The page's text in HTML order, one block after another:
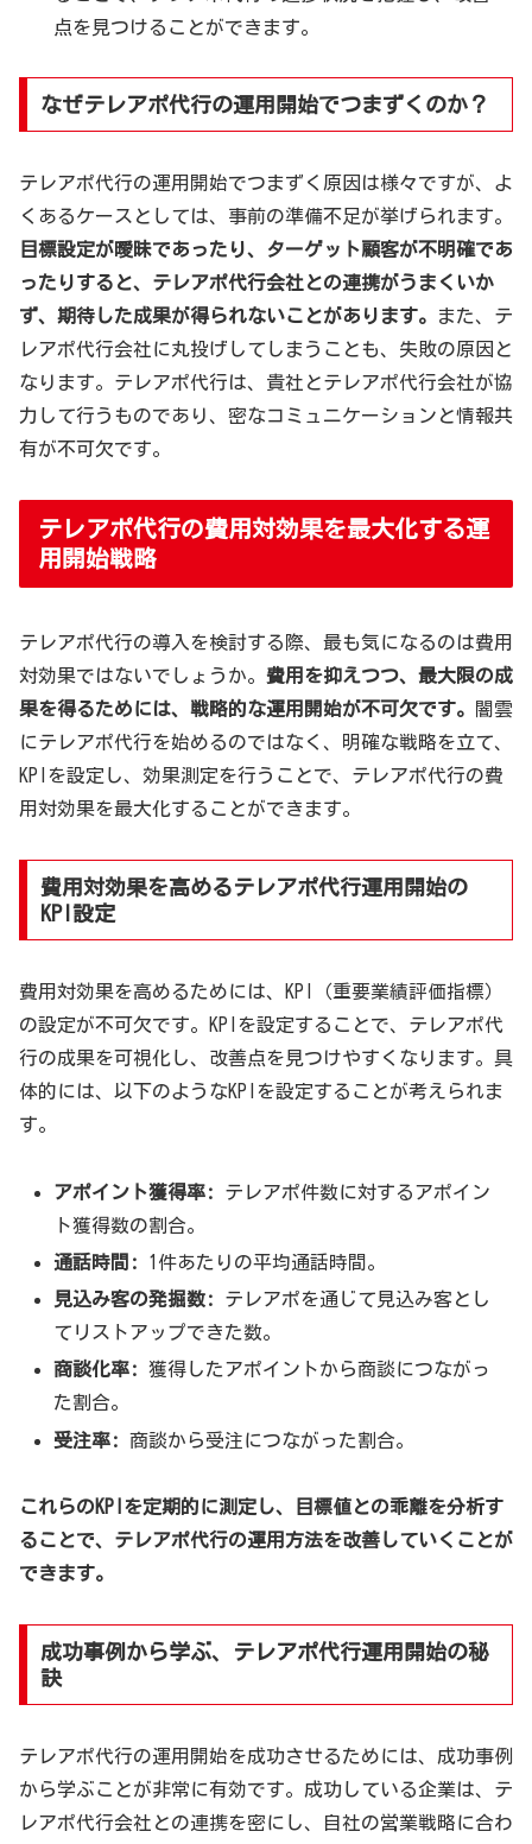
点を見つけることができます。
なぜテレアポ代行の運用開始でつまずくのか？
テレアポ代行の運用開始でつまずく原因は様々ですが、よ
くあるケースとしては、事前の準備不足が挙げられます。
目標設定が曖昧であったり、ターゲット顧客が不明確であ
ったりすると、テレアポ代行会社との連携がうまくいか
ず、期待した成果が得られないことがあります。
また、テ
レアポ代行会社に丸投げしてしまうことも、失敗の原因と
なります。テレアポ代行は、貴社とテレアポ代行会社が協
力して行うものであり、密なコミュニケーションと情報共
有が不可欠です。
テレアポ代行の費用対効果を最大化する運
用開始戦略
テレアポ代行の導入を検討する際、最も気になるのは費用
対効果ではないでしょうか。 費用を抑えつつ、最大限の成
果を得るためには、戦略的な運用開始が不可欠です。
闇雲
にテレアポ代行を始めるのではなく、明確な戦略を立て、
KPIを設定し、効果測定を行うことで、テレアポ代行の費
用対効果を最大化することができます。
費用対効果を高めるテレアポ代行運用開始の
KPI設定
費用対効果を高めるためには、KPI（重要業績評価指標）
の設定が不可欠です。KPIを設定することで、テレアポ代
行の成果を可視化し、改善点を見つけやすくなります。具
体的には、以下のようなKPIを設定することが考えられま
す。
アポイント獲得率:
テレアポ件数に対するアポイン
ト獲得数の割合。
通話時間:
1件あたりの平均通話時間。
見込み客の発掘数:
テレアポを通じて見込み客とし
てリストアップできた数。
商談化率:
獲得したアポイントから商談につながっ
た割合。
受注率:
商談から受注につながった割合。
これらのKPIを定期的に測定し、目標値との乖離を分析す
ることで、テレアポ代行の運用方法を改善していくことが
できます。
成功事例から学ぶ、テレアポ代行運用開始の秘
訣
テレアポ代行の運用開始を成功させるためには、成功事例
から学ぶことが非常に有効です。成功している企業は、テ
レアポ代行会社との連携を密にし、自社の営業戦略に合わ